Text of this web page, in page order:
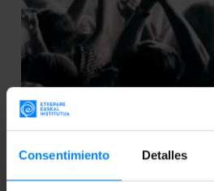
Consentimiento Detalles
EUSKADI SUENA... EN
PLAZO DE